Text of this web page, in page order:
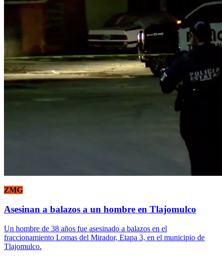
ZMG
Asesinan a balazos a un hombre en Tlajomulco
Un hombre de 38 años fue asesinado a balazos en el
fraccionamiento Lomas del Mirador, Etapa 3, en el municipio de
Tlajomulco.